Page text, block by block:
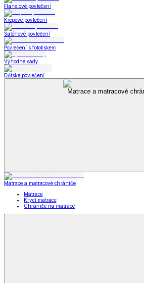
Flanelové povlečení
Krepové povlečení
Saténové povlečení
Povlečení s fototiskem
Výhodné sady
Dětské povlečení
Matrace a matracové
Matrace a matracové chrániče
Matrace
Krycí matrace
Chrániče na matrace